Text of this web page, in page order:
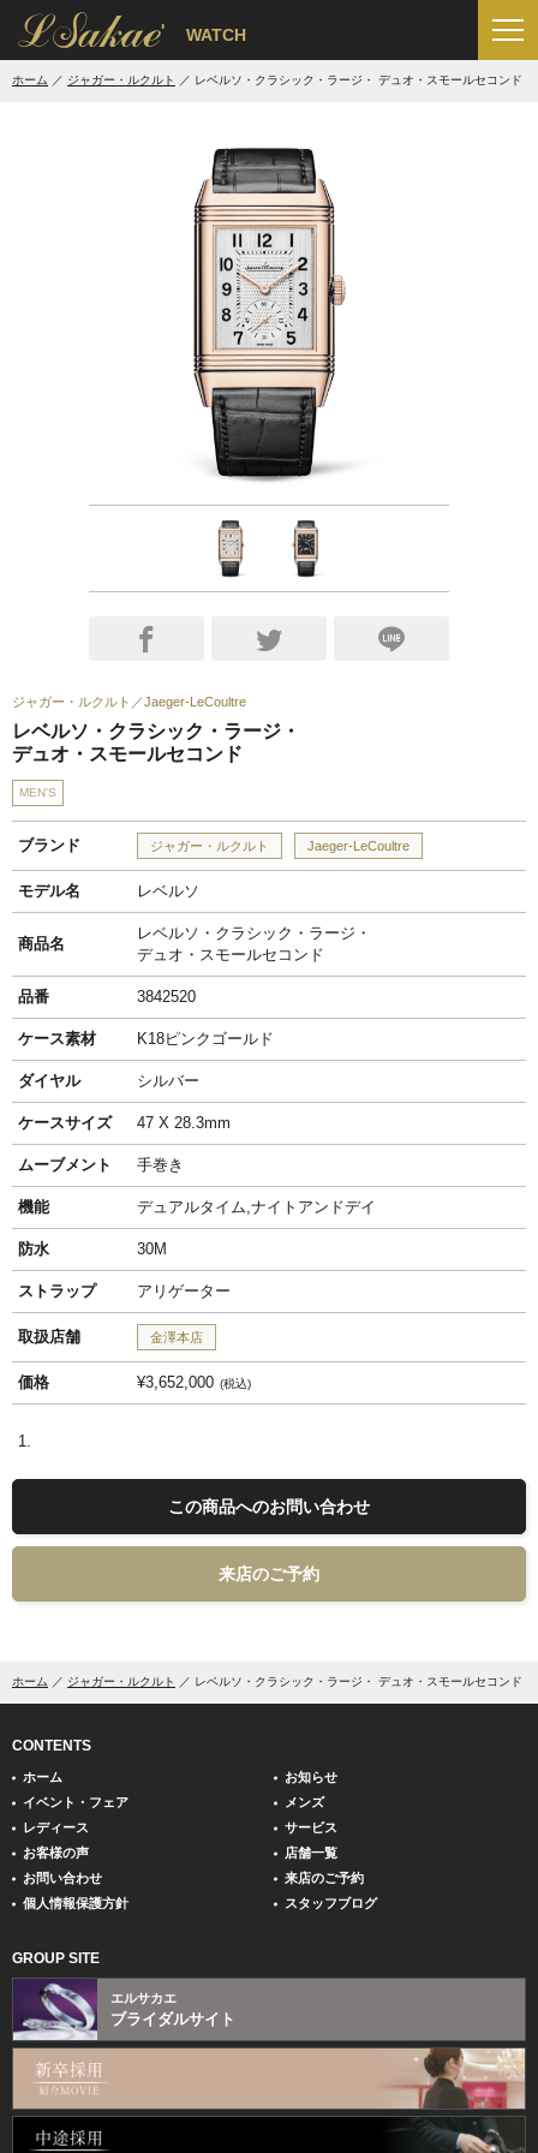
' WATCH
ホーム ジャガー・ルクルト レベルソ・クラシック・ラージ・ デュオ・スモールセコンド
ジャガー・ルクルト Jaeger-LeCoultre
レベルソ・クラシック・ラージ・
デュオ・スモールセコンド
MEN'S
ブランド ジャガー・ルクルト Jaeger-LeCoultre
モデル名 レベルソ
商品名
レベルソ・クラシック・ラージ・
デュオ・スモールセコンド
品番 3842520
ケース素材 K18ピンクゴールド
ダイヤル シルバー
ケースサイズ 47 X 28.3mm
ムーブメント 手巻き
機能 デュアルタイム,ナイトアンドデイ
防水 30M
ストラップ アリゲーター
取扱店舗 金澤本店
価格 ¥3,652,000 税込
この商品へのお問い合わせ
来店のご予約
ホーム ジャガー・ルクルト レベルソ・クラシック・ラージ・ デュオ・スモールセコンド
CONTENTS
ホーム
お知らせ
イベント・フェア
メンズ
レディース
サービス
お客様の声
店舗一覧
お問い合わせ
来店のご予約
個人情報保護方針
スタッフブログ
GROUP SITE
エルサカエ
ブライダルサイト